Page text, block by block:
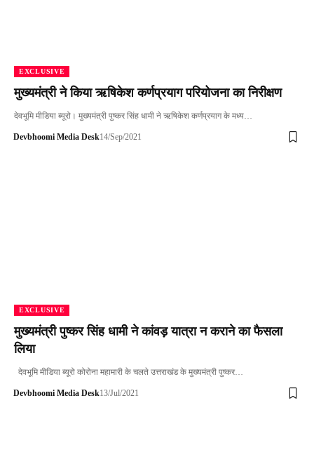
EXCLUSIVE
मुख्यमंत्री ने किया ऋषिकेश कर्णप्रयाग परियोजना का निरीक्षण
देवभूमि मीडिया ब्यूरो। मुख्यमंत्री पुष्कर सिंह धामी ने ऋषिकेश कर्णप्रयाग के मध्य…
Devbhoomi Media Desk14/Sep/2021
EXCLUSIVE
मुख्यमंत्री पुष्कर सिंह धामी ने कांवड़ यात्रा न कराने का फैसला
लिया
देवभूमि मीडिया ब्यूरो कोरोना महामारी के चलते उत्तराखंड के मुख्यमंत्री पुष्कर…
Devbhoomi Media Desk13/Jul/2021